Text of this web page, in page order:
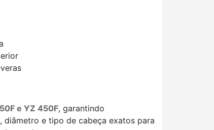
e YZ 450F, garantindo
e tipo de cabeça exatos para